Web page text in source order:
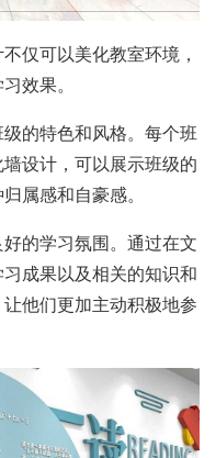
仅可以美化教室环境，
效果。
的特色和风格。每个班
设计，可以展示班级的
属感和自豪感。
的学习氛围。通过在文
成果以及相关的知识和
他们更加主动积极地参